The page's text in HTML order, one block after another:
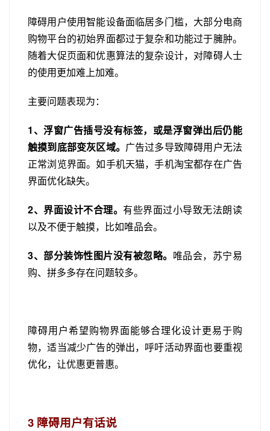
障碍用户使用智能设备面临居多门槛，大部分电商
购物平台的初始界面都过于复杂和功能过于臃肿。
随着大促页面和优惠算法的复杂设计，对障碍人士
的使用更加难上加难。
主要问题表现为：
1、浮窗广告插号没有标签，或是浮窗弹出后仍能
触摸到底部变灰区域。 广告过多导致障碍用户无法
正常浏览界面。如手机天猫，手机淘宝都存在广告
界面优化缺失。
2、界面设计不合理。有些界面过小导致无法朗读
以及不便于触摸，比如唯品会。
3、部分装饰性图片没有被忽略。 唯品会，苏宁易
购、拼多多存在问题较多。
障碍用户希望购物界面能够合理化设计更易于购
物，适当减少广告的弹出，呼吁活动界面也要重视
优化，让优惠更普惠。
3 障碍用户有话说